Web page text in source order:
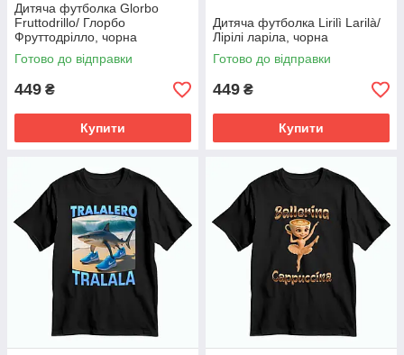
Дитяча футболка Glorbo
Fruttodrillo/ Глорбо
Фруттодрілло, чорна
Готово до відправки
449 ₴
Купити
Дитяча футболка Lirilì Larilà/
Лірілі ларіла, чорна
Готово до відправки
449 ₴
Купити